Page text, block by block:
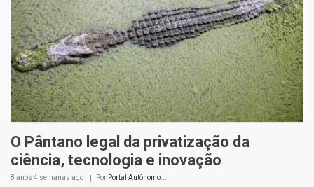
O Pântano legal da privatização da
ciência, tecnologia e inovação
8 anos 4 semanas ago Por Portal Autônomo...